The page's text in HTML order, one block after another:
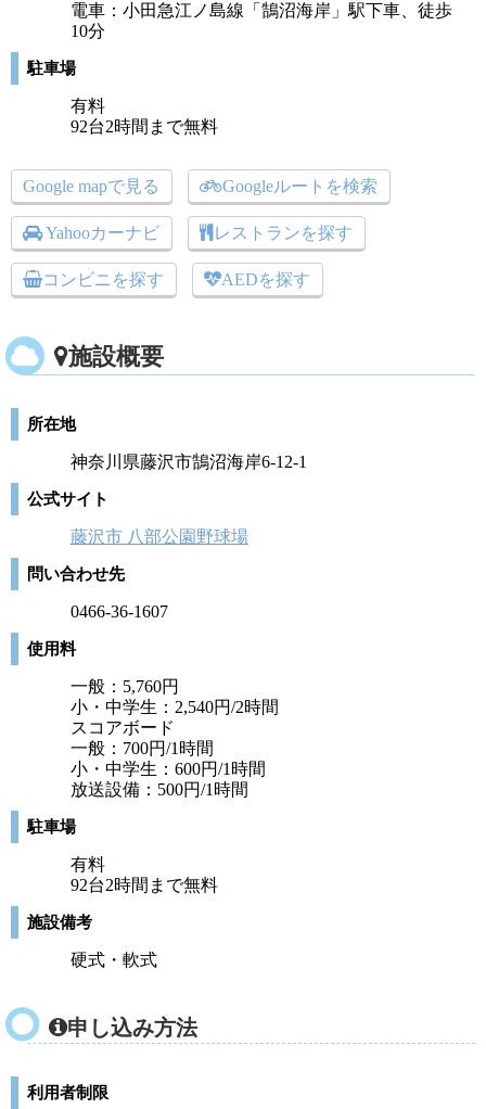
電車：小田急江ノ島線「鵠沼海岸」駅下車、徒歩
10分
駐車場
有料
92台2時間まで無料
Google mapで見る Googleルートを検索
Yahooカーナビ レストランを探す
コンビニを探す AEDを探す
施設概要
所在地
神奈川県藤沢市鵠沼海岸6-12-1
公式サイト
藤沢市 八部公園野球場
問い合わせ先
0466-36-1607
使用料
一般：5,760円
小・中学生：2,540円/2時間
スコアボード
一般：700円/1時間
小・中学生：600円/1時間
放送設備：500円/1時間
駐車場
有料
92台2時間まで無料
施設備考
硬式・軟式
申し込み方法
利用者制限